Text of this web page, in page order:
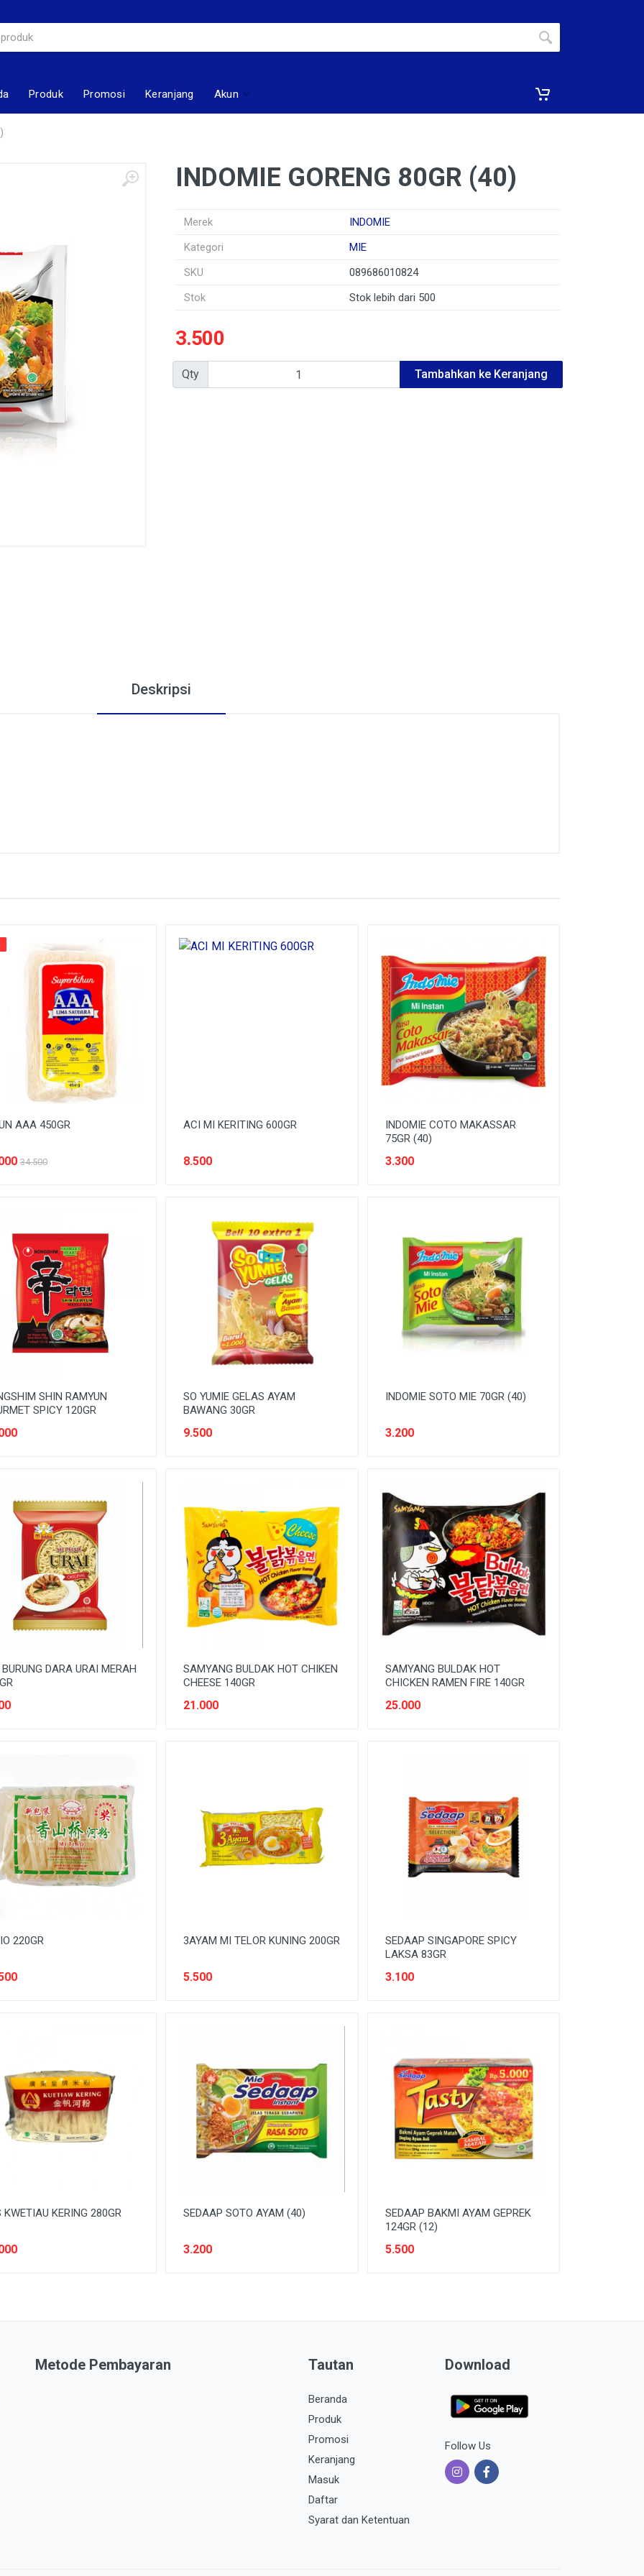
Produk Promosi Keranjang Akun
INDOMIE GORENG 80GR (40)
Merek
INDOMIE
Kategori
MIE
SKU
089686010824
Stok
Stok lebih dari 500
3.500
Qty Tambahkan ke Keranjang
Deskripsi
AAA 450GR
34.500
ACI MI KERITING 600GR
8.500
INDOMIE COTO MAKASSAR
75GR (40)
3.300
SHIN RAMYUN
SPICY 120GR
SO YUMIE GELAS AYAM
BAWANG 30GR
9.500
INDOMIE SOTO MIE 70GR (40)
3.200
DARA URAI MERAH
SAMYANG BULDAK HOT CHIKEN
CHEESE 140GR
21.000
SAMYANG BULDAK HOT
CHICKEN RAMEN FIRE 140GR
25.000
220GR 3AYAM MI TELOR KUNING 200GR
5.500
SEDAAP SINGAPORE SPICY
LAKSA 83GR
3.100
KWETIAU KERING 280GR SEDAAP SOTO AYAM (40)
3.200
SEDAAP BAKMI AYAM GEPREK
124GR (12)
5.500
Metode Pembayaran Tautan
Beranda
Produk
Promosi
Keranjang
Masuk
Daftar
Syarat dan Ketentuan
Download
Follow Us